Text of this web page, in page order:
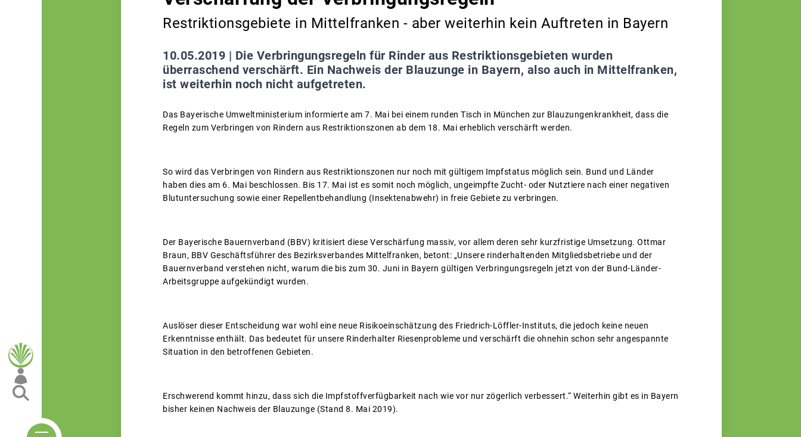
Restriktionsgebiete in Mittelfranken - aber weiterhin kein Auftreten in Bayern
10.05.2019 | Die Verbringungsregeln für Rinder aus Restriktionsgebieten wurden
überraschend verschärft. Ein Nachweis der Blauzunge in Bayern, also auch in Mittelfranken,
ist weiterhin noch nicht aufgetreten.
Das Bayerische Umweltministerium informierte am 7. Mai bei einem runden Tisch in München zur Blauzungenkrankheit, dass die
Regeln zum Verbringen von Rindern aus Restriktionszonen ab dem 18. Mai erheblich verschärft werden.
So wird das Verbringen von Rindern aus Restriktionszonen nur noch mit gültigem Impfstatus möglich sein. Bund und Länder
haben dies am 6. Mai beschlossen. Bis 17. Mai ist es somit noch möglich, ungeimpfte Zucht- oder Nutztiere nach einer negativen
Blutuntersuchung sowie einer Repellentbehandlung (Insektenabwehr) in freie Gebiete zu verbringen.
Der Bayerische Bauernverband (BBV) kritisiert diese Verschärfung massiv, vor allem deren sehr kurzfristige Umsetzung. Ottmar
Braun, BBV Geschäftsführer des Bezirksverbandes Mittelfranken, betont: „Unsere rinderhaltenden Mitgliedsbetriebe und der
Bauernverband verstehen nicht, warum die bis zum 30. Juni in Bayern gültigen Verbringungsregeln jetzt von der Bund-Länder-
Arbeitsgruppe aufgekündigt wurden.
Auslöser dieser Entscheidung war wohl eine neue Risikoeinschätzung des Friedrich-Löffler-Instituts, die jedoch keine neuen
Erkenntnisse enthält. Das bedeutet für unsere Rinderhalter Riesenprobleme und verschärft die ohnehin schon sehr angespannte
Situation in den betroffenen Gebieten.
Erschwerend kommt hinzu, dass sich die Impfstoffverfügbarkeit nach wie vor nur zögerlich verbessert.“ Weiterhin gibt es in Bayern
bisher keinen Nachweis der Blauzunge (Stand 8. Mai 2019).